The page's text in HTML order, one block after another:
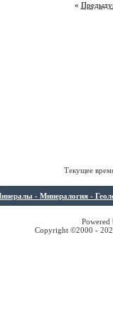
«
Текущее
- Минералогия -
Copyright ©2000 -